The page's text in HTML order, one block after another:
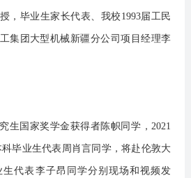
，毕业生家长代表、我校1993届工民
集团大型机械新疆分公司项目经理李
生国家奖学金获得者陈帜同学，2021
科毕业生代表周肖言同学，将赴伦敦大
代表李子昂同学分别现场和视频发